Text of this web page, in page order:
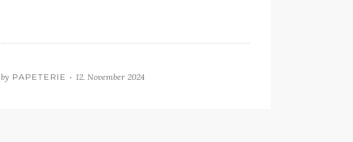
by PAPETERIE • 12. November 2024